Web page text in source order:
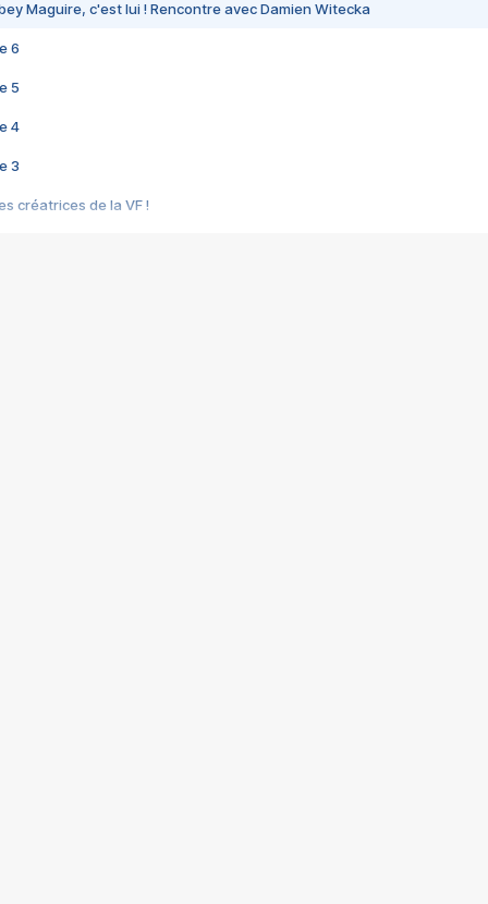
Maguire, c'est lui ! Rencontre avec Damien Witecka
6
5
4
3
créatrices de la VF !